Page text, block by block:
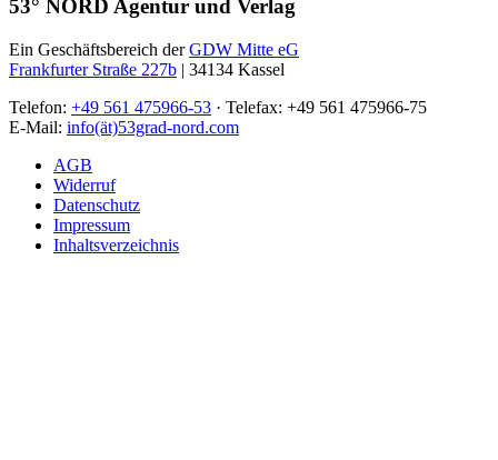
53° NORD Agentur und Verlag
Ein Geschäftsbereich derGDW Mitte eG
Frankfurter Straße 227b | 34134 Kassel
Telefon: +49 561 475966-53 · Telefax: +49 561 475966-75
E-Mail: info(ät)53grad-nord.com
AGB
Widerruf
Datenschutz
Impressum
Inhaltsverzeichnis